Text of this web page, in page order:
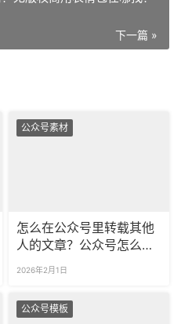
下一篇 »
公众号素材
怎么在公众号里转载其他
人的文章？公众号怎么采
2026年2月1日
公众号模板